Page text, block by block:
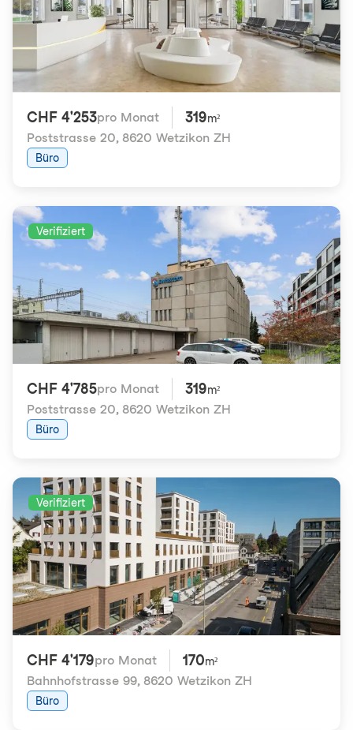
CHF 4'253pro Monat 319m²
Poststrasse 20, 8620 Wetzikon ZH
Büro
Verifiziert
CHF 4'785pro Monat 319m²
Poststrasse 20, 8620 Wetzikon ZH
Büro
Verifiziert
CHF 4'179pro Monat 170m²
Bahnhofstrasse 99, 8620 Wetzikon ZH
Büro